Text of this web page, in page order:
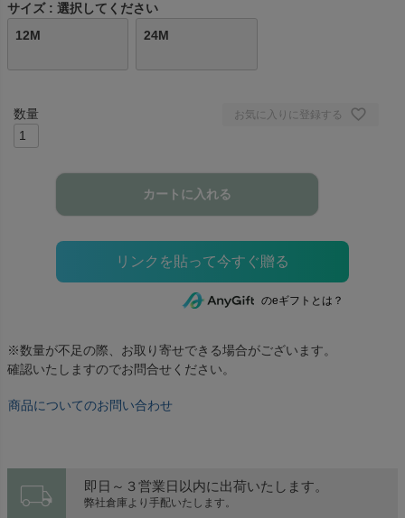
サイズ
選択してください
12M
24M
お気に入りに登録する
カートに入れる
のeギフトとは？
※数量が不足の際、お取り寄せできる場合がございます。
確認いたしますのでお問合せください。
商品についてのお問い合わせ
local_shipping 即日～３営業日以内に出荷いたします。
弊社倉庫より手配いたします。